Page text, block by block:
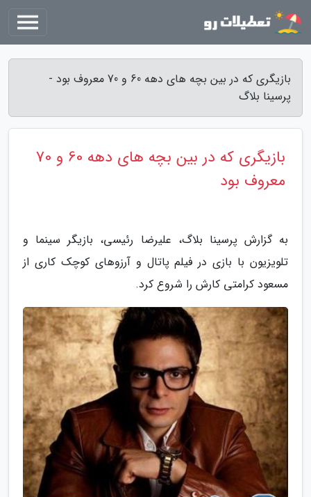
بازیگری که در بین بچه های دهه 60 و 70 معروف بود -
پرسینا بلاگ
بازیگری که در بین بچه های دهه 60 و 70
معروف بود
به گزارش پرسینا بلاگ، علیرضا رئیسی، بازیگر سینما و
تلویزیون با بازی در فیلم پاتال و آرزوهای کوچک کاری از
مسعود کرامتی کارش را شروع کرد.